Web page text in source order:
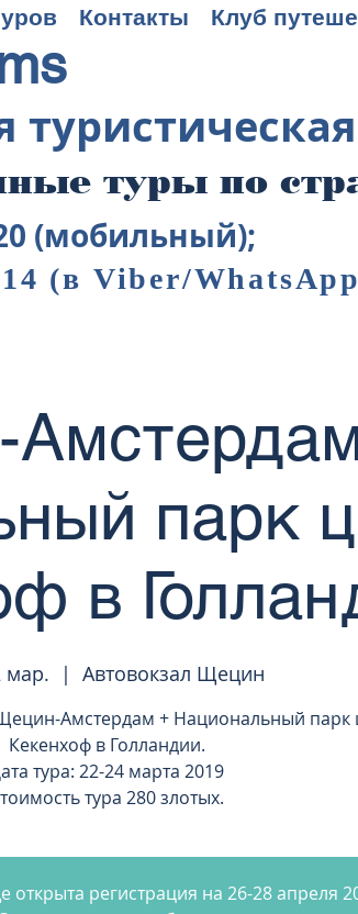
Контакты Клуб
(мобильный);
(в Viber/
туры по
парк
в
мар.
  |
Автовокзал Щецин
Амстердам + Национальный парк
Кекенхоф в Голландии.
тура: 22-24 марта 2019
тура 280 злотых.
регистрация на 26-28 апреля